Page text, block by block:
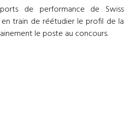
de performance de Swiss
train de réétudier le profil de la
le poste au concours.